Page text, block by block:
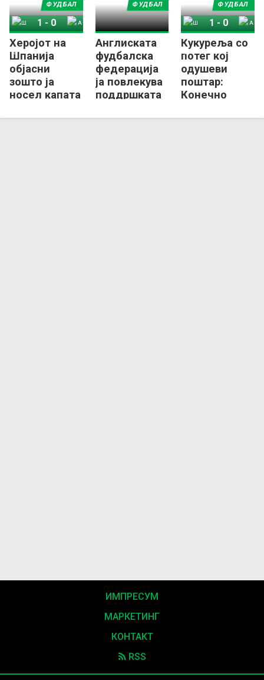
Херојот на
Шпанија
објасни
зошто ја
носел капата
на Трамп“
ФУДБАЛ
Шпанија
1 - 0
Англиската
фудбалска
федерација
ја повлекува
поддршката
Инфантино!
ФУДБАЛ
Кукуреља со
потег кој
одушеви
поштар:
Конечно
со медал од
ФУДБАЛ
Шпанија
1 - 0
ИМПРЕСУМ
МАРКЕТИНГ
КОНТАКТ
RSS